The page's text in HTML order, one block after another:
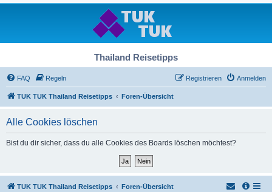
Thailand Reisetipps
FAQ Regeln Anmelden
Registrieren
TUK TUK Thailand Reisetipps Foren-Übersicht
Alle Cookies löschen
Bist du dir sicher, dass du alle Cookies des Boards löschen möchtest?
TUK TUK Thailand Reisetipps Foren-Übersicht